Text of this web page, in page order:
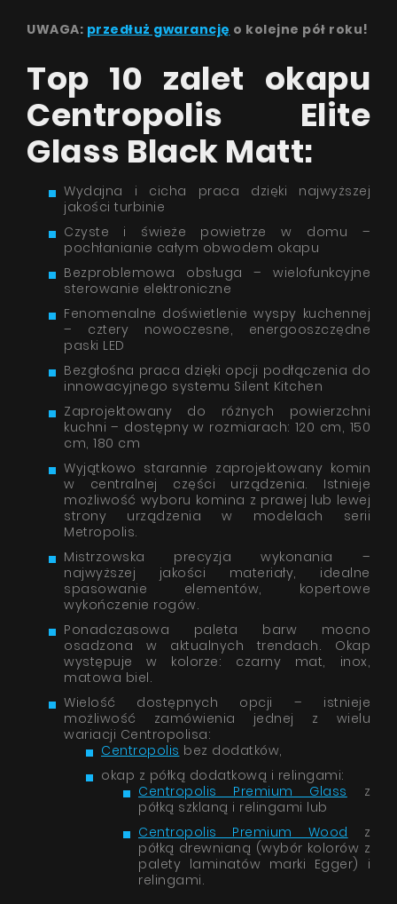
UWAGA: przedłuż gwarancję o kolejne pół roku!
Top 10 zalet okapu
Centropolis Elite
Glass Black Matt:
Wydajna i cicha praca dzięki najwyższej
jakości turbinie
Czyste i świeże powietrze w domu –
pochłanianie całym obwodem okapu
Bezproblemowa obsługa – wielofunkcyjne
sterowanie elektroniczne
Fenomenalne doświetlenie wyspy kuchennej
– cztery nowoczesne, energooszczędne
paski LED
Bezgłośna praca dzięki opcji podłączenia do
innowacyjnego systemu Silent Kitchen
Zaprojektowany do różnych powierzchni
kuchni – dostępny w rozmiarach: 120 cm, 150
cm, 180 cm
Wyjątkowo starannie zaprojektowany komin
w centralnej części urządzenia. Istnieje
możliwość wyboru komina z prawej lub lewej
strony urządzenia w modelach serii
Metropolis.
Mistrzowska precyzja wykonania –
najwyższej jakości materiały, idealne
spasowanie elementów, kopertowe
wykończenie rogów.
Ponadczasowa paleta barw mocno
osadzona w aktualnych trendach. Okap
występuje w kolorze: czarny mat, inox,
matowa biel.
Wielość dostępnych opcji – istnieje
możliwość zamówienia jednej z wielu
wariacji Centropolisa:
Centropolis bez dodatków,
okap z półką dodatkową i relingami:
Centropolis Premium Glass z
półką szklaną i relingami lub
Centropolis Premium Wood z
półką drewnianą (wybór kolorów z
palety laminatów marki Egger) i
relingami.